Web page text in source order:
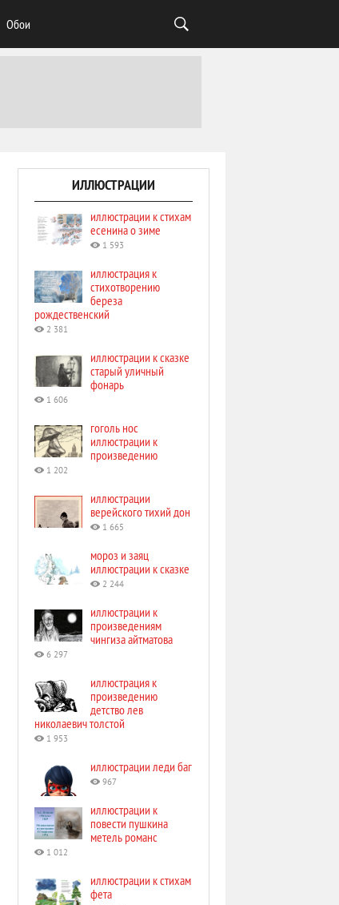
Обои
ИЛЛЮСТРАЦИИ
иллюстрации к стихам
есенина о зиме
1 593
иллюстрация к
стихотворению
береза
рождественский
2 381
иллюстрации к сказке
старый уличный
фонарь
1 606
гоголь нос
иллюстрации к
произведению
1 202
иллюстрации
верейского тихий дон
1 665
мороз и заяц
иллюстрации к сказке
2 244
иллюстрации к
произведениям
чингиза айтматова
6 297
иллюстрация к
произведению
детство лев
николаевич толстой
1 953
иллюстрации леди баг
967
иллюстрации к
повести пушкина
метель романс
1 012
иллюстрации к стихам
фета